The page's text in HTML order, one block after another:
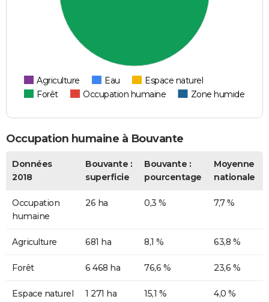
Agriculture Eau
Espace naturel
Forêt
Occupation humaine Zone humide
Occupation humaine à Bouvante
Données
2018
Bouvante :
superficie
Bouvante :
pourcentage
Moyenne
nationale
Occupation
humaine
26 ha 0,3 % 7,7 %
Agriculture 681 ha 8,1 % 63,8 %
Forêt 6 468 ha 76,6 % 23,6 %
Espace naturel 1 271 ha 15,1 % 4,0 %